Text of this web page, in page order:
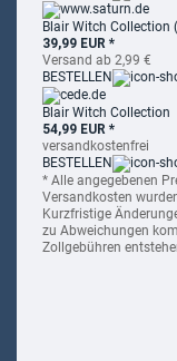
Blair Witch Collection
39,99 EUR *
Versand ab 2,99 €
BESTELLEN
Blair Witch Collection
54,99 EUR *
versandkostenfrei
BESTELLEN
* Alle angegebenen
Versandkosten
Kurzfristige
zu Abweichungen
Zollgebühren